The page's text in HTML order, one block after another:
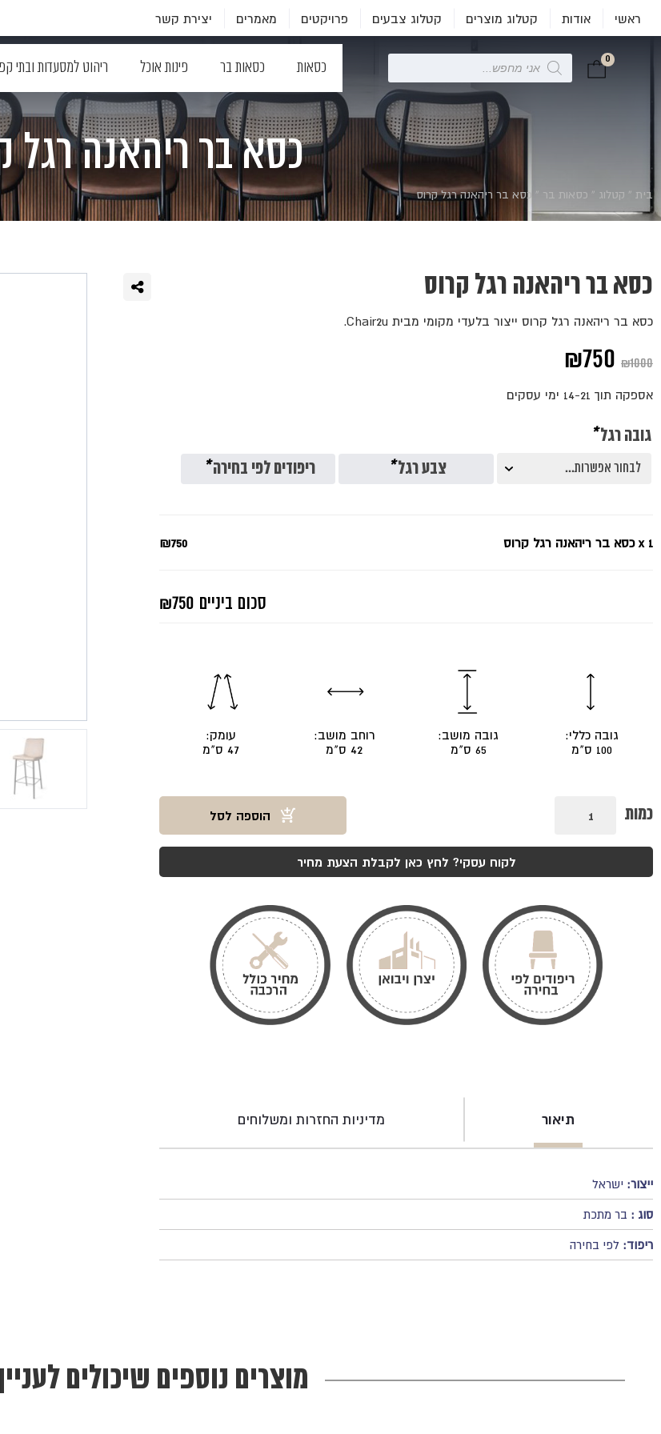
ראשי אודות קטלוג מוצרים קטלוג צבעים פרויקטים מאמרים יצירת קשר
0
Products
search
כסאות כסאות בר פינות אוכל ריהוט למסעדות ובתי
כסא בר ריהאנה רגל
בית » קטלוג » כסאות בר » כסא בר ריהאנה רגל קרוס
כסא בר ריהאנה רגל קרוס
כסא בר ריהאנה רגל קרוס ייצור בלעדי מקומי מבית Chair2u.
₪1000
המחיר
המקורי
₪1000.
₪750
הנוכחי
אספקה תוך 14-21 ימי עסקים
גובה רגל*
צבע רגל* ריפודים לפי בחירה*
x 1כסא בר ריהאנה רגל קרוס ₪750
סכום ביניים ₪750
גובה כללי:
100 ס"מ
גובה מושב:
65 ס"מ
רוחב מושב:
42 ס"מ
עומק:
47 ס"מ
כמות
בר
רגל
הוספה לסל
לקוח עסקי? לחץ כאן לקבלת הצעת מחיר
תיאור מדיניות החזרות ומשלוחים
ייצור: ישראל
סוג : בר מתכת
ריפוד: לפי בחירה
מוצרים נוספים שיכולים